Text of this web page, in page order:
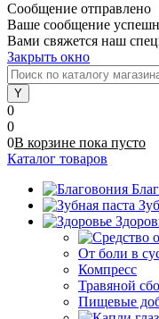
Сообщение отправлено
Ваше сообщение
Вами свяжется наш
Закрыть окно
0
0
0В корзине пока пусто
Каталог товаров
От боли в
Компресс
Травяной
Пищевые